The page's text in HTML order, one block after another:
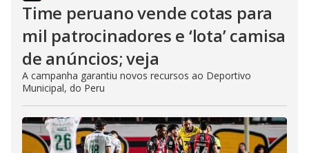
Time peruano vende cotas para
mil patrocinadores e ‘lota’ camisa
de anúncios; veja
A campanha garantiu novos recursos ao Deportivo
Municipal, do Peru